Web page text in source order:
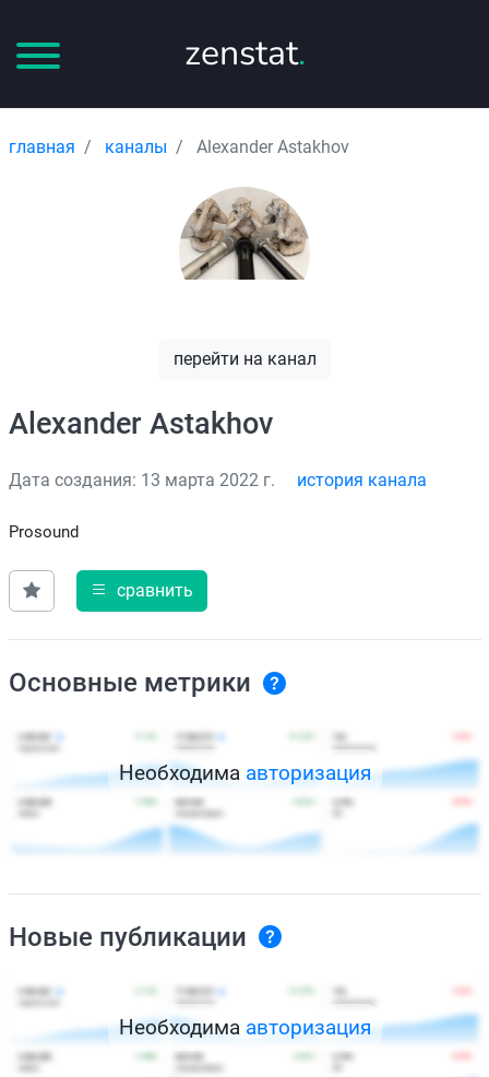
zenstat.
главная каналы Alexander Astakhov
перейти на канал
Alexander Astakhov
Дата создания: 13 марта 2022 г. история канала
Prosound
сравнить
Основные метрики
Необходима авторизация
Новые публикации
Необходима авторизация